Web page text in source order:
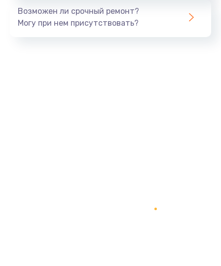
Возможен ли срочный ремонт?
Могу при нем присутствовать?